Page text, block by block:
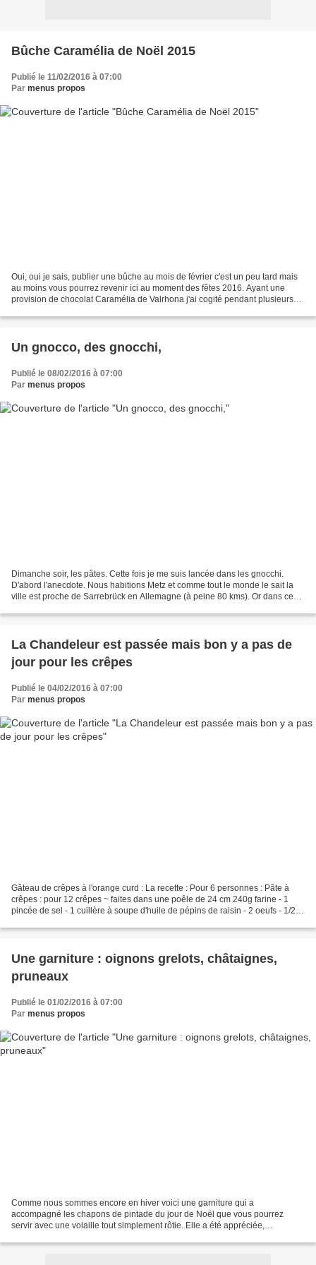
Bûche Caramélia de Noël 2015
Publié le 11/02/2016 à 07:00
Par menus propos
Oui, oui je sais, publier une bûche au mois de février c'est un peu tard mais
au moins vous pourrez revenir ici au moment des fêtes 2016. Ayant une
provision de chocolat Caramélia de Valrhona j'ai cogité pendant plusieurs
Un gnocco, des gnocchi,
Publié le 08/02/2016 à 07:00
Par menus propos
Dimanche soir, les pâtes. Cette fois je me suis lancée dans les gnocchi.
D'abord l'anecdote. Nous habitions Metz et comme tout le monde le sait la
ville est proche de Sarrebrück en Allemagne (à peine 80 kms). Or dans ce
La Chandeleur est passée mais bon y a pas de
jour pour les crêpes
Publié le 04/02/2016 à 07:00
Par menus propos
Gâteau de crêpes à l'orange curd : La recette : Pour 6 personnes : Pâte à
crêpes : pour 12 crêpes ~ faites dans une poêle de 24 cm 240g farine - 1
pincée de sel - 1 cuillère à soupe d'huile de pépins de raisin - 2 oeufs - 1/2
Une garniture : oignons grelots, châtaignes,
pruneaux
Publié le 01/02/2016 à 07:00
Par menus propos
Comme nous sommes encore en hiver voici une garniture qui a
accompagné les chapons de pintade du jour de Noël que vous pourrez
servir avec une volaille tout simplement rôtie. Elle a été appréciée,